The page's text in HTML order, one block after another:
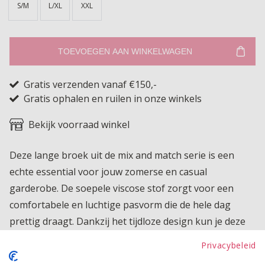
S/M L/XL XXL
TOEVOEGEN AAN WINKELWAGEN
Gratis verzenden vanaf €150,-
Gratis ophalen en ruilen in onze winkels
Bekijk voorraad winkel
Deze lange broek uit de mix and match serie is een
echte essential voor jouw zomerse en casual
garderobe. De soepele viscose stof zorgt voor een
comfortabele en luchtige pasvorm die de hele dag
prettig draagt. Dankzij het tijdloze design kun je deze
de serie, waardoor je eenvoudig jouw eigen stijlvolle
Privacybeleid